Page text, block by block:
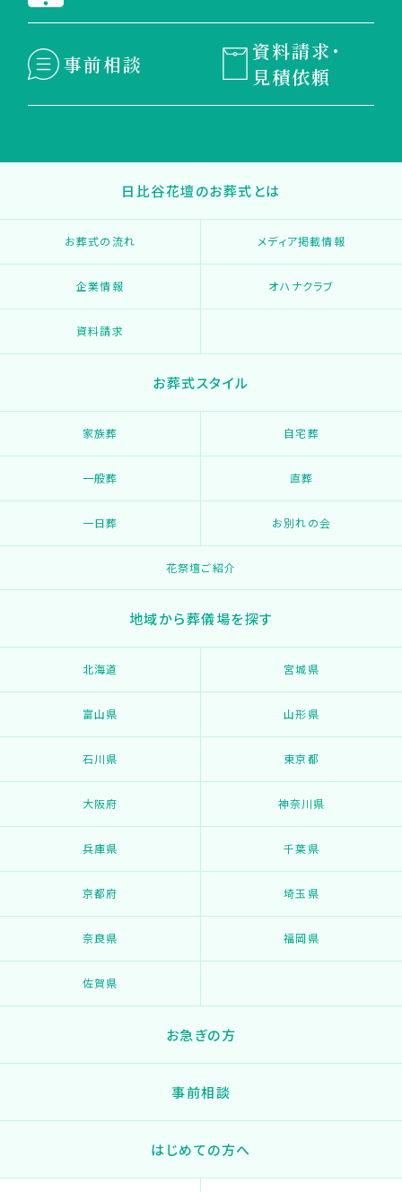
事前相談
資料請求・
見積依頼
日比谷花壇のお葬式とは
お葬式の流れ メディア掲載情報
企業情報 オハナクラブ
資料請求
お葬式スタイル
家族葬 自宅葬
一般葬 直葬
一日葬 お別れの会
花祭壇ご紹介
地域から葬儀場を探す
北海道 宮城県
富山県 山形県
石川県 東京都
大阪府 神奈川県
兵庫県 千葉県
京都府 埼玉県
奈良県 福岡県
佐賀県
お急ぎの方
事前相談
はじめての方へ